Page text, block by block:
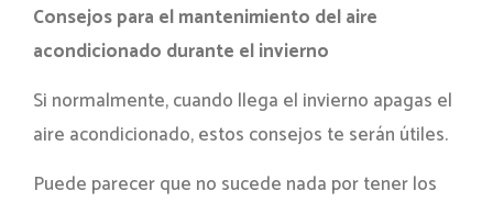
Consejos para el mantenimiento del aire
acondicionado durante el invierno
Si normalmente, cuando llega el invierno apagas el
aire acondicionado, estos consejos te serán útiles.
Puede parecer que no sucede nada por tener los